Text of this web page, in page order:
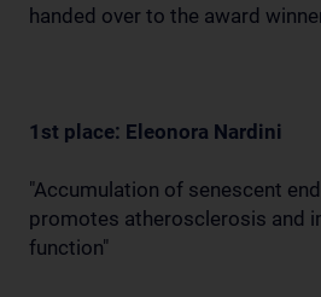
handed over to the award
1st place: Eleonora Nardini
"Accumulation of senescent
promotes atherosclerosis and
function"